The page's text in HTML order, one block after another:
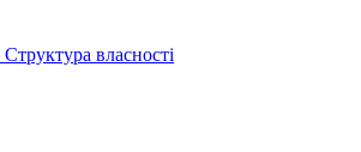
Структура власності